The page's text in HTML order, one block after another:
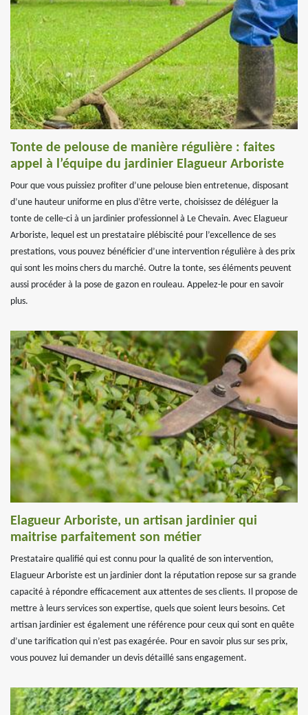
Tonte de pelouse de manière régulière : faites
appel à l’équipe du jardinier Elagueur Arboriste
Pour que vous puissiez profiter d’une pelouse bien entretenue, disposant
d’une hauteur uniforme en plus d’être verte, choisissez de déléguer la
tonte de celle-ci à un jardinier professionnel à Le Chevain. Avec Elagueur
Arboriste, lequel est un prestataire plébiscité pour l’excellence de ses
prestations, vous pouvez bénéficier d’une intervention régulière à des prix
qui sont les moins chers du marché. Outre la tonte, ses éléments peuvent
aussi procéder à la pose de gazon en rouleau. Appelez-le pour en savoir
plus.
Elagueur Arboriste, un artisan jardinier qui
maitrise parfaitement son métier
Prestataire qualifié qui est connu pour la qualité de son intervention,
Elagueur Arboriste est un jardinier dont la réputation repose sur sa grande
capacité à répondre efficacement aux attentes de ses clients. Il propose de
mettre à leurs services son expertise, quels que soient leurs besoins. Cet
artisan jardinier est également une référence pour ceux qui sont en quête
d’une tarification qui n’est pas exagérée. Pour en savoir plus sur ses prix,
vous pouvez lui demander un devis détaillé sans engagement.